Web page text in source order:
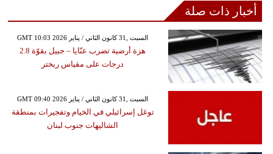
أخبار ذات صلة
GMT 10:03 2026 السبت ,31 كانون الثاني / يناير
هزة أرضية تضرب عنّايا – جبيل بقوّة 2.8
درجات على مقياس ريختر
GMT 09:40 2026 السبت ,31 كانون الثاني / يناير
توغل إسرائيلي في الخيام وتفجيرات بمنطقة
الشاليهات جنوب لبنان